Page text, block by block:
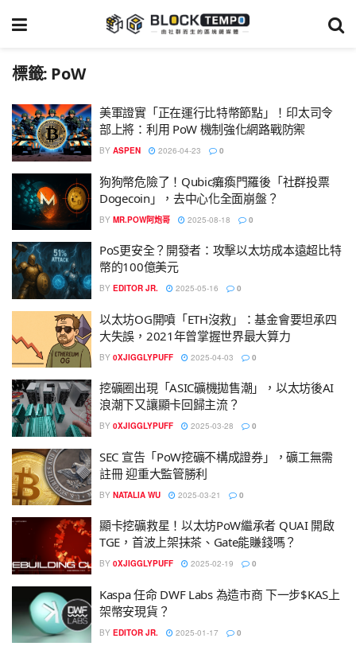
標籤: PoW
美軍證實「正在運行比特幣節點」！印太司令
部上將：利用 PoW 機制強化網路戰防禦
BY ASPEN 2026-04-23 0
狗狗幣危險了！Qubic癱瘓門羅後「社群投票
Dogecoin」，去中心化全面崩盤？
BY MR.POW阿炮哥 2025-08-18 0
PoS更安全？開發者：攻擊以太坊成本遠超比特
幣的100億美元
BY EDITOR JR. 2025-05-16 0
以太坊OG開噴「ETH沒救」：基金會要坦承四
大失誤，2021年曾掌握世界最大算力
BY 0XJIGGLYPUFF 2025-04-03 0
挖礦圈出現「ASIC礦機拋售潮」，以太坊後AI
浪潮下又讓顯卡回歸主流？
BY 0XJIGGLYPUFF 2025-03-28 0
SEC 宣告「PoW挖礦不構成證券」，礦工無需
註冊 迎重大監管勝利
BY NATALIA WU 2025-03-21 0
顯卡挖礦救星！以太坊PoW繼承者 QUAI 開啟
TGE，首波上架抹茶、Gate能賺錢嗎？
BY 0XJIGGLYPUFF 2025-02-19 0
Kaspa 任命 DWF Labs 為造市商 下一步$KAS上
架幣安現貨？
BY EDITOR JR. 2025-01-17 0